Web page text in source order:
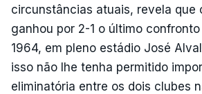
circunstâncias atuais, revela que
ganhou por 2-1 o último
1964, em pleno estádio José
isso não lhe tenha permitido
eliminatória entre os dois clubes